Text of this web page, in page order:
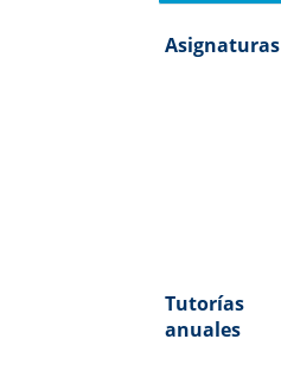
Asignaturas
Tutorías
anuales